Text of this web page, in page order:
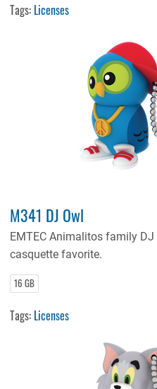
Tags: Licenses
M341 DJ Owl
EMTEC Animalitos family
casquette favorite.
16 GB
Tags: Licenses